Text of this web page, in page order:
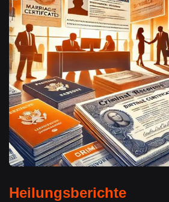
Heilungsberichte